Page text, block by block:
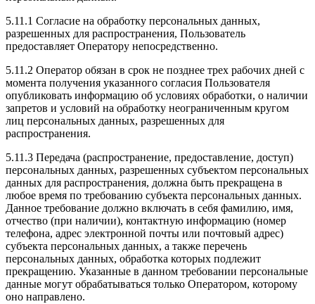
5.11.1 Согласие на обработку персональных данных,
разрешенных для распространения, Пользователь
предоставляет Оператору непосредственно.
5.11.2 Оператор обязан в срок не позднее трех рабочих дней с
момента получения указанного согласия Пользователя
опубликовать информацию об условиях обработки, о наличии
запретов и условий на обработку неограниченным кругом
лиц персональных данных, разрешенных для
распространения.
5.11.3 Передача (распространение, предоставление, доступ)
персональных данных, разрешенных субъектом персональных
данных для распространения, должна быть прекращена в
любое время по требованию субъекта персональных данных.
Данное требование должно включать в себя фамилию, имя,
отчество (при наличии), контактную информацию (номер
телефона, адрес электронной почты или почтовый адрес)
субъекта персональных данных, а также перечень
персональных данных, обработка которых подлежит
прекращению. Указанные в данном требовании персональные
данные могут обрабатываться только Оператором, которому
оно направлено.